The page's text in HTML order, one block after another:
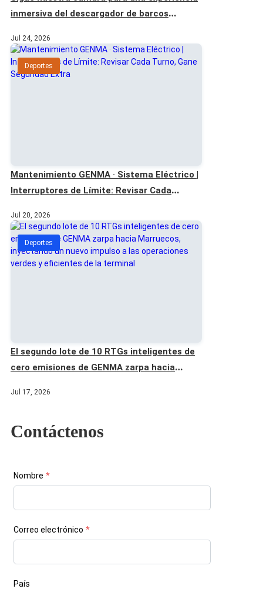
inmersiva del descargador de barcos
Jul 24, 2026
Deportes
Mantenimiento GENMA · Sistema Eléctrico |
Interruptores de Límite: Revisar Cada
Jul 20, 2026
Deportes
El segundo lote de 10 RTGs inteligentes de
cero emisiones de GENMA zarpa hacia
Jul 17, 2026
Contáctenos
Nombre *
Correo electrónico *
País